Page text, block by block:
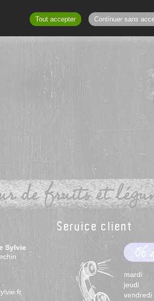
de fruits et
Sylvie
Service client
06
mardi
jeudi
vendredi
Tout accepter Continuer sans